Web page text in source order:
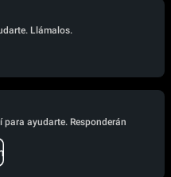
Llámalos.
ayudarte. Responderán